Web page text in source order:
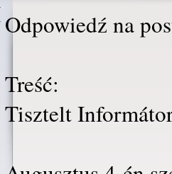
Odpowiedź na
Treść:
Tisztelt